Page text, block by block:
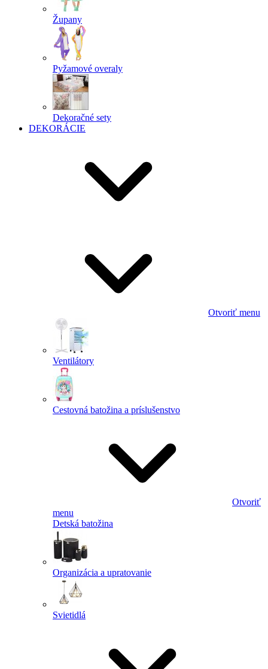
Župany
Pyžamové overaly
Dekoračné sety
DEKORÁCIE
Otvoriť menu
Ventilátory
Cestovná batožina a príslušenstvo
Otvoriť
menu
Detská batožina
Organizácia a upratovanie
Svietidlá